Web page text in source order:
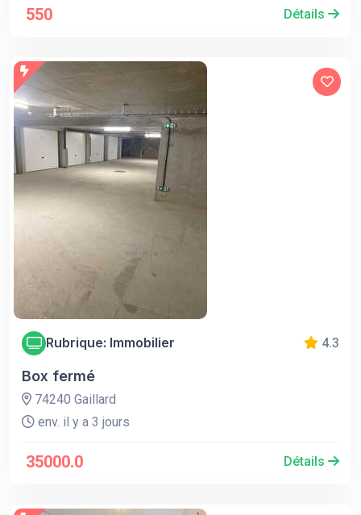
550 Détails
Rubrique: Immobilier 4.3
Box fermé
74240 Gaillard
env. il y a 3 jours
35000.0 Détails